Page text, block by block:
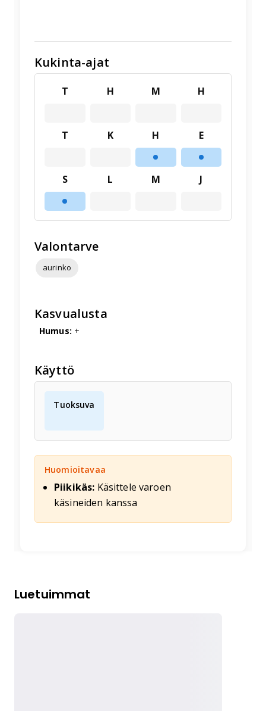
Kukinta-ajat
T H M H
T K H E
S L M J
Valontarve
aurinko
Kasvualusta
Humus: +
Käyttö
Tuoksuva
Huomioitavaa
Piikikäs: Käsittele varoen
käsineiden kanssa
Luetuimmat